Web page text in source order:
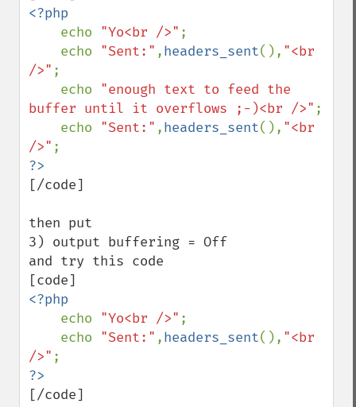
<?php
echo "Yo<br />" ;
    echo
"Sent:" ,headers_sent(), "<br
/>" ;
    echo
"enough text to feed the
buffer until it overflows ;-)<br />" ;
    echo
"Sent:" ,headers_sent(), "<br
/>"
[/code]
then put
3) output buffering = Off
and try this code
<?php
echo "Yo<br />" ;
    echo
"Sent:" ,headers_sent(), "<br
/>"
[/code]